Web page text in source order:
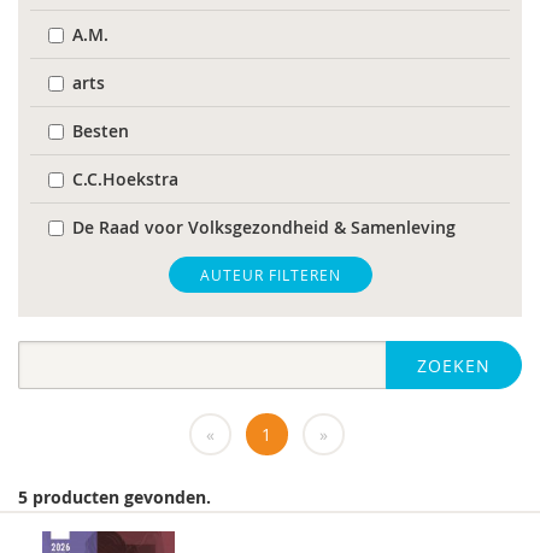
A.M.
arts
Besten
C.C.Hoekstra
De Raad voor Volksgezondheid & Samenleving
gz-psycholoog
https://www.openbaaronderwijs.nu/
Marieke-Beltman
MSc
AUTEUR FILTEREN
ZOEKEN
« 1 »
5 producten gevonden.